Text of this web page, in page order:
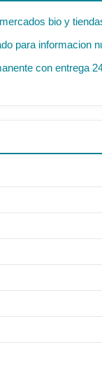
bio y
para informacion
con entrega